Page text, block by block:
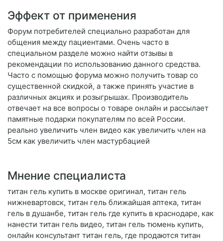
Эффект от применения
Форум потребителей специально разработан для
общения между пациентами. Очень часто в
специальном разделе можно найти отзывы в
рекомендации по использованию данного средства.
Часто с помощью форума можно получить товар со
существенной скидкой, а также принять участие в
различных акциях и розыгрышах. Производитель
отвечает на все вопросы о товаре онлайн и рассылает
памятные подарки покупателям по всей России.
реально увеличить член видео как увеличить член на
5см как увеличить член мастурбацией
Мнение специалиста
титан гель купить в москве оригинал, титан гель
нижневартовск, титан гель ближайшая аптека, титан
гель в душанбе, титан гель где купить в краснодаре, как
нанести титан гель видео, титан гель тюмень купить,
онлайн консультант титан гель, где продаются титан